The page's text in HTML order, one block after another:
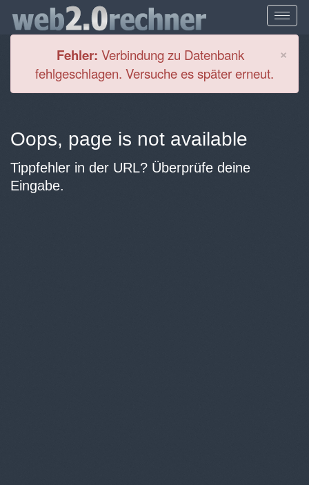
×
Fehler: Verbindung zu Datenbank
fehlgeschlagen. Versuche es später erneut.
Oops, page is not available
Tippfehler in der URL? Überprüfe deine
Eingabe.